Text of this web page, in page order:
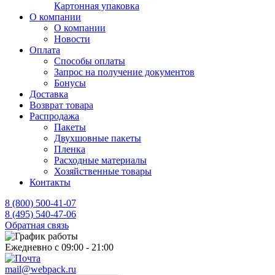
Картонная упаковка
О компании
О компании
Новости
Оплата
Способы оплаты
Запрос на получение документов
Бонусы
Доставка
Возврат товара
Распродажа
Пакеты
Двухшовные пакеты
Пленка
Расходные материалы
Хозяйственные товары
Контакты
8 (800) 500-41-07
8 (495) 540-47-06
Обратная связь
Ежедневно с 09:00 - 21:00
mail@webpack.ru